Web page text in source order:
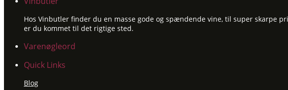
Hos Vinbutler finder du en masse gode og spændende vine, til super skarpe
er du kommet til det rigtige sted.
Varenøgleord
Quick Links
Blog